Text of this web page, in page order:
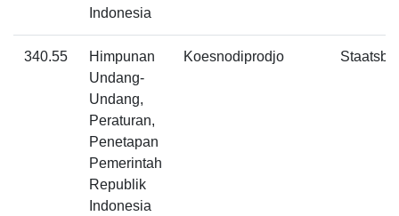
Indonesia
340.55
Himpunan
Undang-
Undang,
Peraturan,
Penetapan
Pemerintah
Republik
Indonesia
Koesnodiprodjo